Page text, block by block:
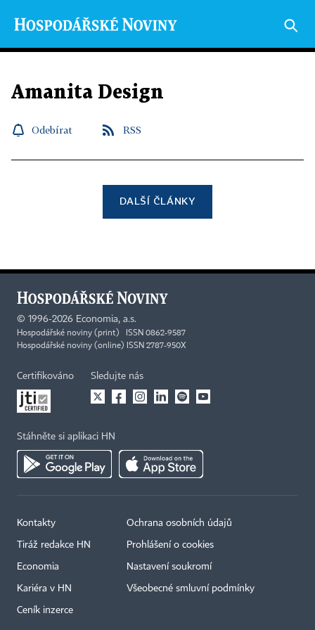
Amanita Design
Odebírat RSS
DALŠÍ ČLÁNKY
© 1996-2026 Economia, a.s.
Hospodářské noviny (print) ISSN 0862-9587
Hospodářské noviny (online) ISSN 2787-950X
Certifikováno Sledujte nás
Stáhněte si aplikaci HN
Kontakty
Tiráž redakce HN
Economia
Kariéra v HN
Ceník inzerce
Ochrana osobních údajů
Prohlášení o cookies
Nastavení soukromí
Všeobecné smluvní podmínky